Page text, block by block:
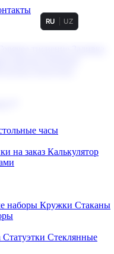
RU UZ
часы
на заказ Калькулятор
наборы Кружки Стаканы
Статуэтки Стеклянные